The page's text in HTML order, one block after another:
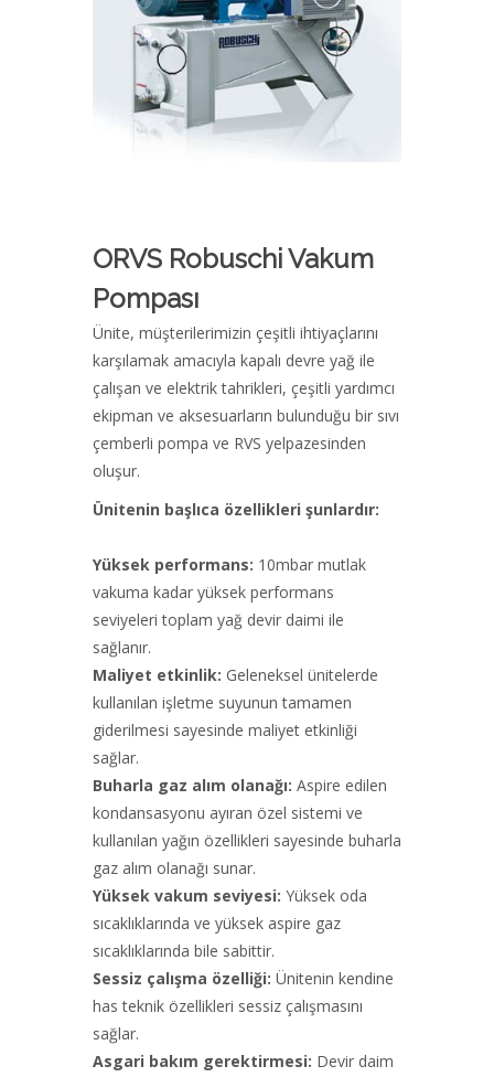
ORVS Robuschi Vakum
Pompası
Ünite, müşterilerimizin çeşitli ihtiyaçlarını
karşılamak amacıyla kapalı devre yağ ile
çalışan ve elektrik tahrikleri, çeşitli yardımcı
ekipman ve aksesuarların bulunduğu bir sıvı
çemberli pompa ve RVS yelpazesinden
oluşur.
Ünitenin başlıca özellikleri şunlardır:
Yüksek performans: 10mbar mutlak
vakuma kadar yüksek performans
seviyeleri toplam yağ devir daimi ile
sağlanır.
Maliyet etkinlik: Geleneksel ünitelerde
kullanılan işletme suyunun tamamen
giderilmesi sayesinde maliyet etkinliği
sağlar.
Buharla gaz alım olanağı: Aspire edilen
kondansasyonu ayıran özel sistemi ve
kullanılan yağın özellikleri sayesinde buharla
gaz alım olanağı sunar.
Yüksek vakum seviyesi: Yüksek oda
sıcaklıklarında ve yüksek aspire gaz
sıcaklıklarında bile sabittir.
Sessiz çalışma özelliği: Ünitenin kendine
has teknik özellikleri sessiz çalışmasını
sağlar.
Asgari bakım gerektirmesi: Devir daim